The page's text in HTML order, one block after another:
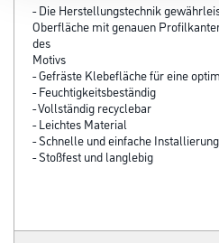
- Die Herstellungstechnik
Oberfläche mit genauen
des
Motivs
- Gefräste Klebefläche für eine
- Feuchtigkeitsbeständig
- Vollständig recyclebar
- Leichtes Material
- Schnelle und einfache Installierung
- Stoßfest und langlebig